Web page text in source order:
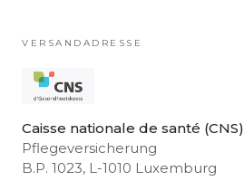
VERSANDADRESSE
Caisse nationale de santé (CNS)
Pflegeversicherung
B.P. 1023, L-1010 Luxemburg